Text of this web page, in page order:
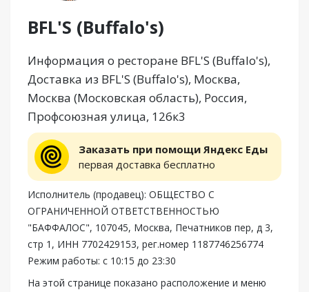
BFL'S (Buffalo's)
Информация о ресторане BFL'S (Buffalo's),
Доставка из BFL'S (Buffalo's), Москва,
Москва (Московская область), Россия,
Профсоюзная улица, 126к3
Заказать при помощи Яндекс Еды
первая доставка бесплатно
Исполнитель (продавец): ОБЩЕСТВО С
ОГРАНИЧЕННОЙ ОТВЕТСТВЕННОСТЬЮ
"БАФФАЛОС", 107045, Москва, Печатников пер, д 3,
стр 1, ИНН 7702429153, рег.номер 1187746256774
Режим работы: с 10:15 до 23:30
На этой странице показано расположение и меню